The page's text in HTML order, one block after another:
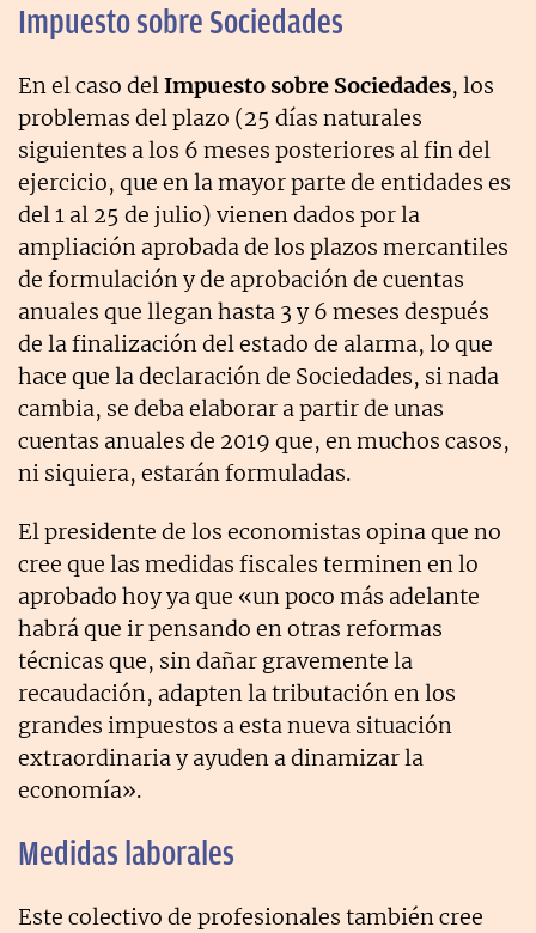
Impuesto sobre Sociedades
En el caso delImpuesto sobre Sociedades, los
problemas del plazo (25 días naturales
siguientes a los 6 meses posteriores al fin del
ejercicio, que en la mayor parte de entidades es
del 1 al 25 de julio) vienen dados por la
ampliación aprobada de los plazos mercantiles
de formulación y de aprobación de cuentas
anuales que llegan hasta 3 y 6 meses después
de la finalización del estado de alarma, lo que
hace que la declaración de Sociedades, si nada
cambia, se deba elaborar a partir de unas
cuentas anuales de 2019 que, en muchos casos,
ni siquiera, estarán formuladas.
El presidente de los economistas opina que no
cree que las medidas fiscales terminen en lo
aprobado hoy ya que «un poco más adelante
habrá que ir pensando en otras reformas
técnicas que, sin dañar gravemente la
recaudación, adapten la tributación en los
grandes impuestos a esta nueva situación
extraordinaria y ayuden a dinamizar la
economía».
Medidas laborales
Este colectivo de profesionales también cree